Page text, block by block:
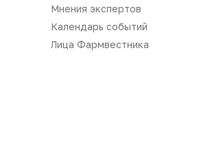
Реклама на сайте
Контакты
Мнения экспертов
Календарь событий
Лица Фармвестника